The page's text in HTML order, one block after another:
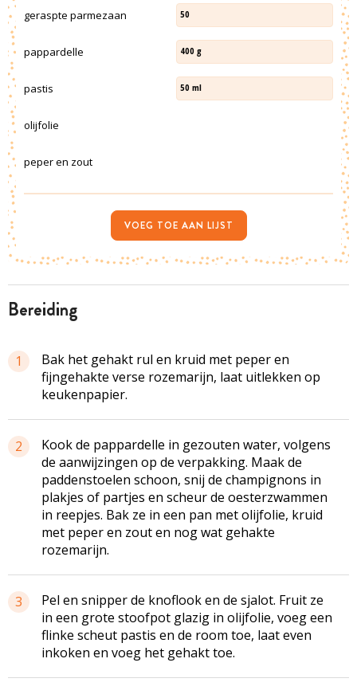
bereiding
1
Bak het gehakt rul en kruid met peper en
fijngehakte verse rozemarijn, laat uitlekken op
keukenpapier.
2
Kook de pappardelle in gezouten water, volgens
de aanwijzingen op de verpakking. Maak de
paddenstoelen schoon, snij de champignons in
plakjes of partjes en scheur de oesterzwammen
in reepjes. Bak ze in een pan met olijfolie, kruid
met peper en zout en nog wat gehakte
rozemarijn.
3
Pel en snipper de knoflook en de sjalot. Fruit ze
in een grote stoofpot glazig in olijfolie, voeg een
flinke scheut pastis en de room toe, laat even
inkoken en voeg het gehakt toe.
geraspte parmezaan 50
pappardelle 400 g
pastis 50 ml
olijfolie
peper en zout
VOEG TOE AAN LIJST